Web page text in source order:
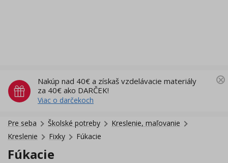
Nakúp nad 40€ a získaš vzdelávacie materiály
za 40€ ako DARČEK!
Viac o darčekoch
Pre seba Školské potreby
Kreslenie, maľovanie
Kreslenie
Fixky Fúkacie
Fúkacie